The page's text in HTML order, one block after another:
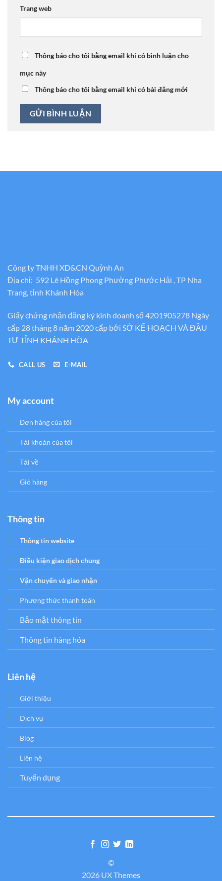
Trang web
Thông báo cho tôi bằng email khi có bình luận cho
mục này
Thông báo cho tôi bằng email khi có bài đăng mới
Công ty TNHH XD&CN Quỳnh An
Địa chỉ: 592 Lê Hồng Phong Phường Phước Hải , TP Nha
Trang, tỉnh Khánh Hòa
Giấy chứng nhận đăng ký kinh doanh số 4201905278 Ngày
cấp 28 tháng 8 năm 2020 cấp bới SỞ KẾ HOẠCH VÀ ĐẦU
TƯ TỈNH KHÁNH HÒA
CALL US E-MAIL
My account
Đơn hàng của tôi
Tải khoản của tôi
Tải về
Giỏ hàng
Thông tin
Thông tin website
Điều kiện giao dịch chung
Vận chuyển và giao nhận
Phương thức thanh toán
Bảo mật thông tin
Thông tin hàng hóa
Liên hệ
Giới thiệu
Dịch vụ
Blog
Liên hệ
Tuyển dụng
©
2026 UX Themes